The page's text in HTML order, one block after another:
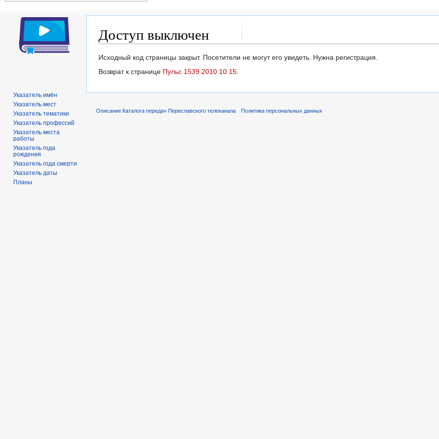
Доступ выключен
Перейти
к
Перейти
к
Исходный код страницы закрыт. Посетители не могут его увидеть. Нужна регистрация.
Возврат к странице Пульс 1539 2010 10 15.
Указатель имён
Указатель мест
Указатель тематики
Указатель профессий
Указатель места
работы
Указатель года
рождения
Указатель года смерти
Указатель даты
Планы
Описание Каталога передач Переславского телеканала Политика персональных данных